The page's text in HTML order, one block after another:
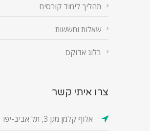
תהליך לימוד קורסים
שאלות וחששות
בלוג אדוקס
צרו איתי קשר
אלוף קלמן מגן 3, תל אביב-יפו